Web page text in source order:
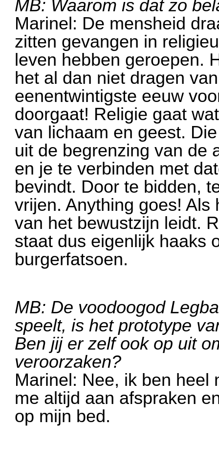
MB: Waarom is dat zo
Marinel: De mensheid
zitten gevangen in
leven hebben geroepen.
het al dan niet dragen
eenentwintigste eeuw
doorgaat! Religie gaat
van lichaam en geest.
uit de begrenzing van de
en je te verbinden met
bevindt. Door te bidden,
vrijen. Anything goes!
van het bewustzijn leidt.
staat dus eigenlijk haaks
burgerfatsoen.
MB: De voodoogod
speelt, is het prototype
Ben jij er zelf ook op uit
veroorzaken?
Marinel: Nee, ik ben heel
me altijd aan afspraken
op mijn bed.